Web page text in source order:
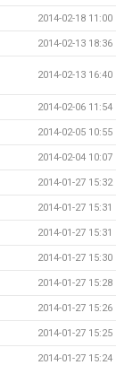
2014-02-18 11:00
2014-02-13 18:36
2014-02-13 16:40
2014-02-06 11:54
2014-02-05 10:55
2014-02-04 10:07
2014-01-27 15:32
2014-01-27 15:31
2014-01-27 15:31
2014-01-27 15:30
2014-01-27 15:28
2014-01-27 15:26
2014-01-27 15:25
2014-01-27 15:24